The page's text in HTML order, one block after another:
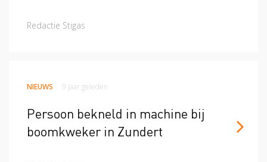
Redactie Stigas
NIEUWS 9 jaar geleden
Persoon bekneld in machine bij
boomkweker in Zundert